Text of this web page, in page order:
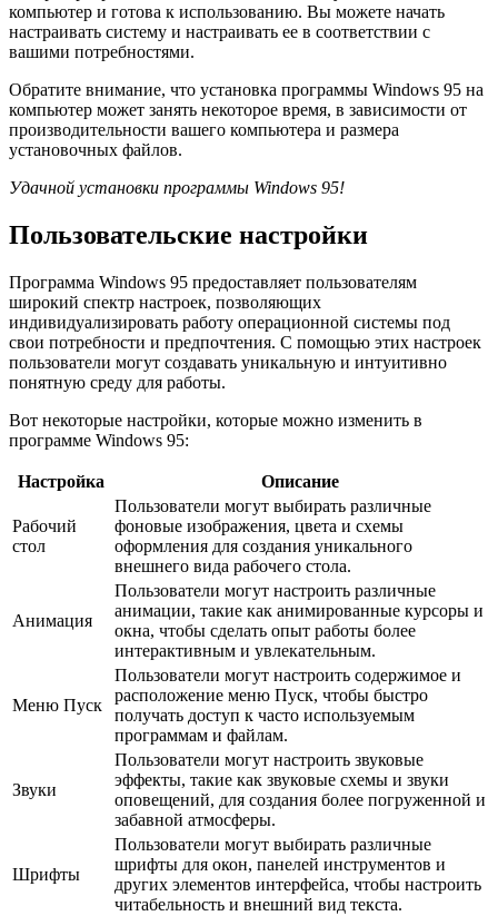
компьютер и готова к использованию. Вы можете начать
настраивать систему и настраивать ее в соответствии с
вашими потребностями.
Обратите внимание, что установка программы Windows 95 на
компьютер может занять некоторое время, в зависимости от
производительности вашего компьютера и размера
установочных файлов.
Удачной установки программы Windows 95!
Пользовательские настройки
Программа Windows 95 предоставляет пользователям
широкий спектр настроек, позволяющих
индивидуализировать работу операционной системы под
свои потребности и предпочтения. С помощью этих настроек
пользователи могут создавать уникальную и интуитивно
понятную среду для работы.
Вот некоторые настройки, которые можно изменить в
программе Windows 95:
Настройка Описание
Рабочий
стол
Пользователи могут выбирать различные
фоновые изображения, цвета и схемы
оформления для создания уникального
внешнего вида рабочего стола.
Анимация
Пользователи могут настроить различные
анимации, такие как анимированные курсоры и
окна, чтобы сделать опыт работы более
интерактивным и увлекательным.
Меню Пуск
Пользователи могут настроить содержимое и
расположение меню Пуск, чтобы быстро
получать доступ к часто используемым
программам и файлам.
Звуки
Пользователи могут настроить звуковые
эффекты, такие как звуковые схемы и звуки
оповещений, для создания более погруженной и
забавной атмосферы.
Шрифты
Пользователи могут выбирать различные
шрифты для окон, панелей инструментов и
других элементов интерфейса, чтобы настроить
читабельность и внешний вид текста.